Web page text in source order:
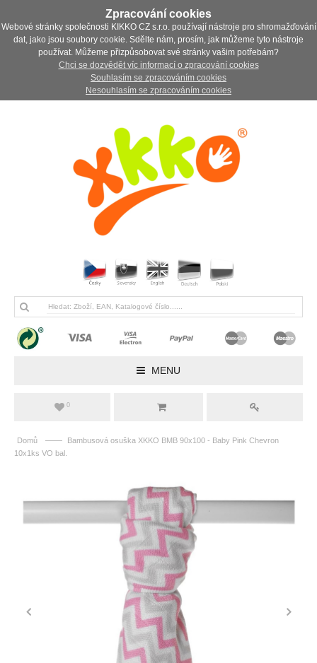
Zpracování cookies
Webové stránky společnosti KIKKO CZ s.r.o. používají nástroje pro shromažďování
dat, jako jsou soubory cookie. Sdělte nám, prosím, jak můžeme tyto nástroje
používat. Můžeme přizpůsobovat své stránky vašim potřebám?
Chci se dozvědět víc informací o zpracování cookies
Souhlasím se zpracováním cookies
Nesouhlasím se zpracováním cookies
MENU
0
Domů ——
Bambusová osuška XKKO BMB 90x100 - Baby Pink Chevron
10x1ks VO bal.